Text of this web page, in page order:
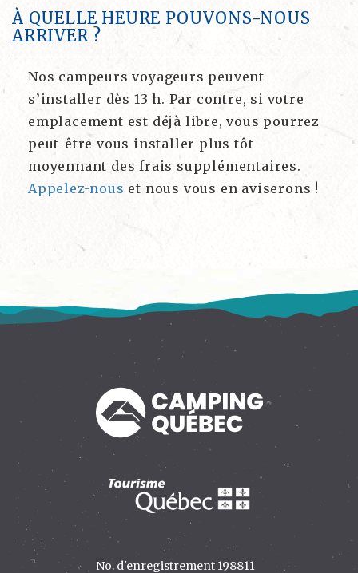
À QUELLE HEURE POUVONS-NOUS
ARRIVER ?
Nos campeurs voyageurs peuvent
s’installer dès 13 h. Par contre, si votre
emplacement est déjà libre, vous pourrez
peut-être vous installer plus tôt
moyennant des frais supplémentaires.
Appelez-nous et nous vous en aviserons !